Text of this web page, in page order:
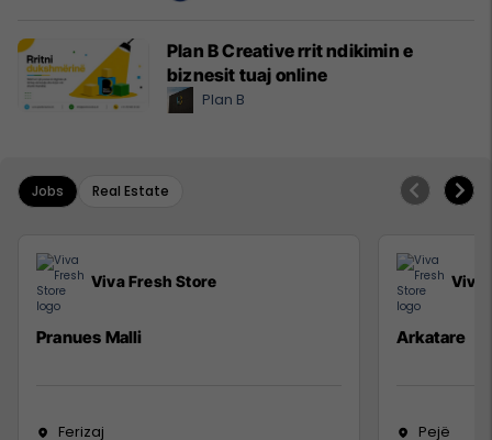
Plan B Creative rrit ndikimin e
biznesit tuaj online
Plan B
Jobs Real Estate
Viva Fresh Store
Pranues Malli
Ferizaj
Viva
Arkatare
Pejë